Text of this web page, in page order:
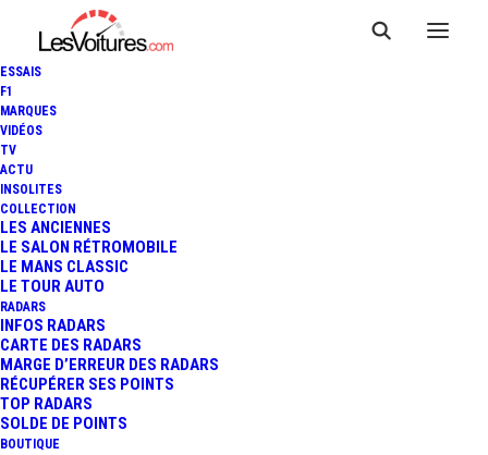
ESSAIS
F1
MARQUES
VIDÉOS
TV
ACTU
INSOLITES
COLLECTION
LES ANCIENNES
LE SALON RÉTROMOBILE
LE MANS CLASSIC
LE TOUR AUTO
RADARS
INFOS RADARS
CARTE DES RADARS
MARGE D’ERREUR DES RADARS
RÉCUPÉRER SES POINTS
TOP RADARS
SOLDE DE POINTS
BOUTIQUE